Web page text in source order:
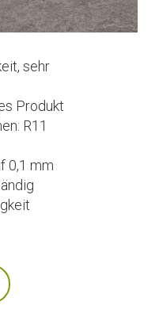
sehr
Produkt
R11
0,1 mm